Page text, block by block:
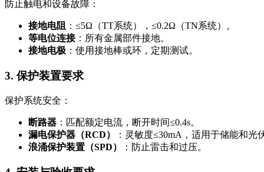
防止触电和设备故障：
接地电阻 ：≤5Ω（TT系统），≤0.2Ω（TN系统）。
等电位连接：所有金属部件接地。
接地电极 ：使用接地棒或环，定期测试。
3. 保护装置要求
保护系统安全：
断路器 ：匹配额定电流，断开时间≤0.4s。
漏电保护器（RCD）
：灵敏度≤30mA，适用于储能和光
浪涌保护装置（SPD）
：防止雷击和过压。